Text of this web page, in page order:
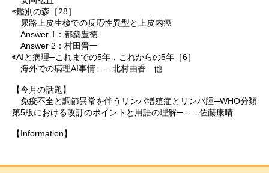
◉鑑別の森［28］
尿路上皮生検での反応性異型と上皮内癌
Answer 1：都築豊徳
Answer 2：村田晋一
◉AIと病理─これまでの5年，これからの5年［6］
海外での病理AI事情……北村由香 他
【今月の話題】
免疫不全と調節異常を伴うリンパ増殖症とリンパ腫─WHO分類
第5版における改訂のポイントと用語の理解─……佐藤康晴
【Information】